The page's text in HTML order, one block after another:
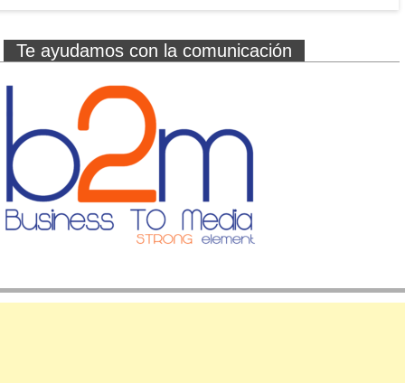
Te ayudamos con la comunicación